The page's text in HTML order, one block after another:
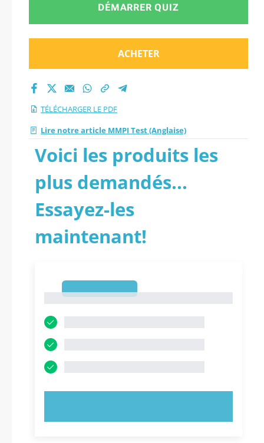
DÉMARRER QUIZ
ACHETER
TÉLÉCHARGER LE PDF
Lire notre article MMPI Test (Anglaise)
Voici les produits les
plus demandés...
Essayez-les
maintenant!